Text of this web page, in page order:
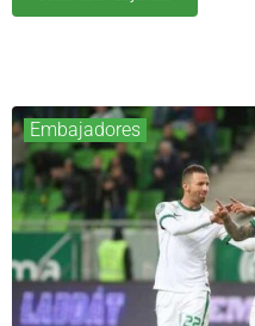
Embajadores